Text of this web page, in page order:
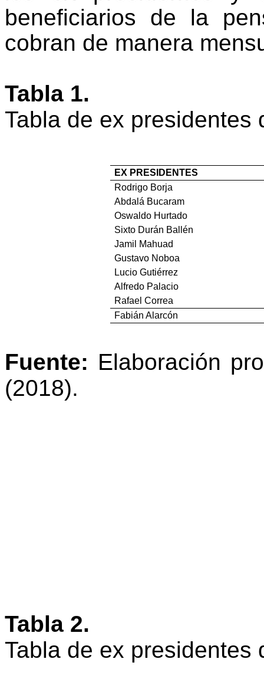
beneficiarios de la
cobran de manera
Tabla 1.
Tabla de ex presidentes
EX PRESIDENTES
Rodrigo Borja
Abdalá Bucaram
Oswaldo Hurtado
Sixto Durán Ballén
Jamil Mahuad
Gustavo Noboa
Lucio Gutiérrez
Alfredo Palacio
Rafael Correa
Fabián Alarcón
Fuente: Elaboración
(2018).
Tabla 2.
Tabla de ex presidentes